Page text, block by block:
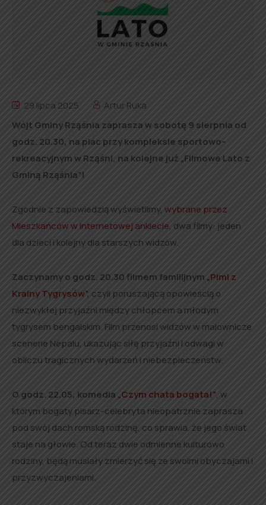
29 lipca 2025
Artur Ruka
Wójt Gminy Rząśnia zaprasza w sobotę 9 sierpnia od
godz. 20.30, na plac przy kompleksie sportowo-
rekreacyjnym w Rząśni, na kolejne już „Filmowe Lato z
Gminą Rząśnia”!
Zgodnie z zapowiedzią wyświetlimy, wybrane przez
Mieszkańców w internetowej ankiecie, dwa filmy: jeden
dla dzieci i kolejny dla starszych widzów.
Zaczynamy o godz. 20.30 filmem familijnym „Pimi z
Krainy Tygrysów”, czyli poruszającą opowieścią o
niezwykłej przyjaźni między chłopcem a młodym
tygrysem bengalskim. Film przenosi widzów w malownicze
scenerie Nepalu, ukazując siłę przyjaźni i odwagi w
obliczu tragicznych wydarzeń i niebezpieczeństw.
O godz. 22.05, komedia „Czym chata bogata!”, w
którym bogaty pisarz-celebryta nieopatrznie zaprasza
pod swój dach romską rodzinę, co sprawia, że jego świat
staje na głowie. Od teraz dwie odmienne kulturowo
rodziny, będą musiały zmierzyć się ze swoimi obyczajami i
przyzwyczajeniami.